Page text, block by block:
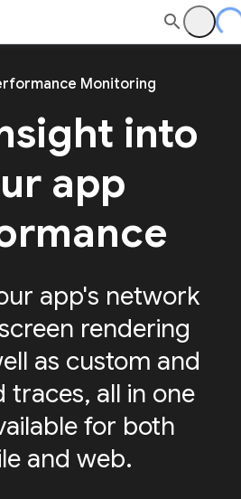
Monitoring
into
app
app's network
rendering
as custom and
traces, all in one
for both
and web.